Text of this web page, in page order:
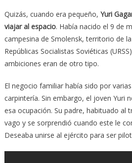
Quizás, cuando era pequeño, Yuri
viajar al espacio. Había nacido el 9 de
campesina de Smolensk, territorio de
Repúblicas Socialistas Soviéticas
ambiciones eran de otro tipo.
El negocio familiar había sido por
carpintería. Sin embargo, el joven Yuri
esa ocupación. Su padre, habituado al
vago y se sorprendió cuando este le
Deseaba unirse al ejército para ser